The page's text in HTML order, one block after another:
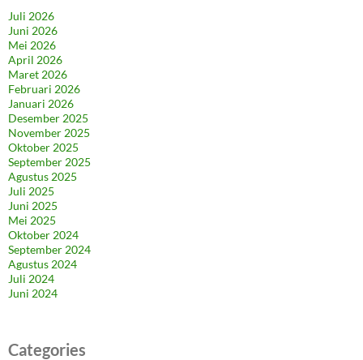
Juli 2026
Juni 2026
Mei 2026
April 2026
Maret 2026
Februari 2026
Januari 2026
Desember 2025
November 2025
Oktober 2025
September 2025
Agustus 2025
Juli 2025
Juni 2025
Mei 2025
Oktober 2024
September 2024
Agustus 2024
Juli 2024
Juni 2024
Categories